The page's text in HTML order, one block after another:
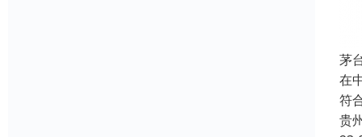
茅
在
符
贵